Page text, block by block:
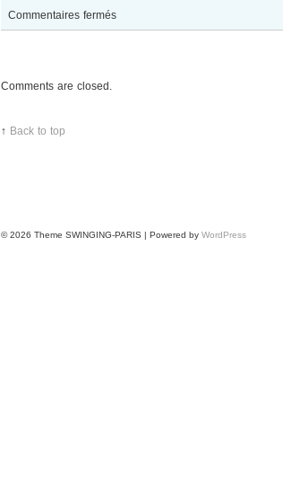
Commentaires ferméssur
Comments are closed.
↑ Back to top
© 2026 Theme SWINGING-PARIS | Powered by WordPress